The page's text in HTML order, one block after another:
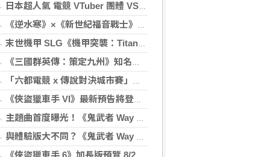
日本超人氣 電競 VTuber 團體 VSPO!《Sail Beyond！～駛向更遠的彼方～》聯動餐廳開跑
《逆水寒》×《新世紀福音戰士》聯動確認。8月28日，全面同步
末世機甲 SLG《機甲突襲：Titan Rush》雙平台正式上線
《三國群英傳：策定九州》知名實況主領軍出征 攜手「可口可樂」跨界應援 沁涼補給熱血開戰
「六都電競 x 傳說對決城市賽」桃園站本周日開戰 職業選手、人氣實況主與 Coser 齊聚健行科大
《俠盜獵車手 VI》最新預告將登陸 Netflix！8/28揭曉深度內容
主題曲首度曝光！《鬼武者 Way of the Sword》音樂與音效製作大揭秘
與體驗版大不同？《鬼武者 Way of the Sword》媒體試玩一窺全新要素
《俠盜獵車手 6》加長版預覽 8/28 凌晨搶先在 Netflix 首播